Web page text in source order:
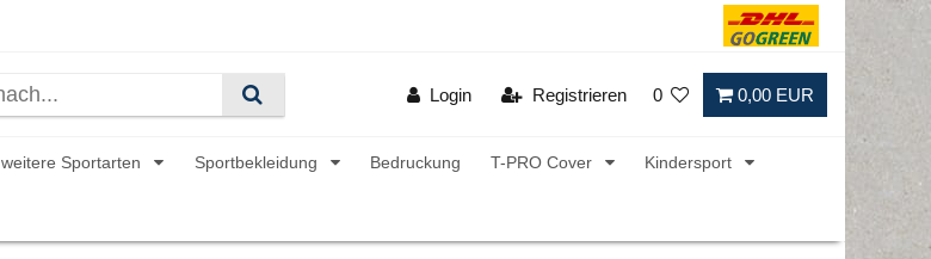
Login Registrieren 0 0,00 EUR
weitere Sportarten Sportbekleidung Bedruckung T-PRO Cover Kindersport